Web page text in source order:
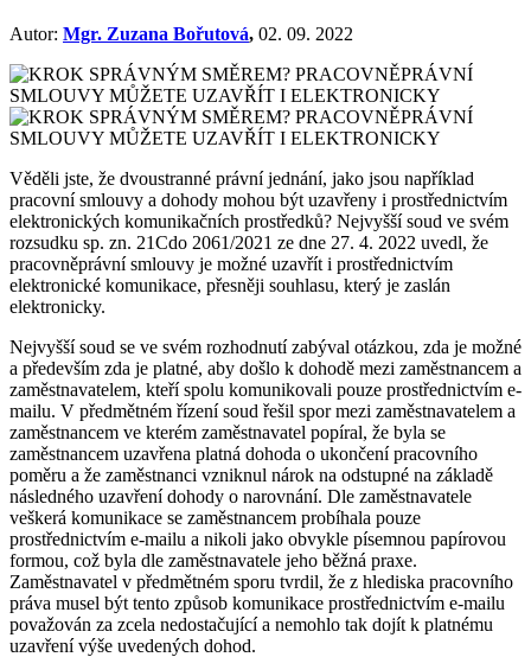
Autor: Mgr. Zuzana Bořutová, 02. 09. 2022
Věděli jste, že dvoustranné právní jednání, jako jsou například
pracovní smlouvy a dohody mohou být uzavřeny i prostřednictvím
elektronických komunikačních prostředků? Nejvyšší soud ve svém
rozsudku sp. zn. 21Cdo 2061/2021 ze dne 27. 4. 2022 uvedl, že
pracovněprávní smlouvy je možné uzavřít i prostřednictvím
elektronické komunikace, přesněji souhlasu, který je zaslán
elektronicky.
Nejvyšší soud se ve svém rozhodnutí zabýval otázkou, zda je možné
a především zda je platné, aby došlo k dohodě mezi zaměstnancem a
zaměstnavatelem, kteří spolu komunikovali pouze prostřednictvím e-
mailu. V předmětném řízení soud řešil spor mezi zaměstnavatelem a
zaměstnancem ve kterém zaměstnavatel popíral, že byla se
zaměstnancem uzavřena platná dohoda o ukončení pracovního
poměru a že zaměstnanci vzniknul nárok na odstupné na základě
následného uzavření dohody o narovnání. Dle zaměstnavatele
veškerá komunikace se zaměstnancem probíhala pouze
prostřednictvím e-mailu a nikoli jako obvykle písemnou papírovou
formou, což byla dle zaměstnavatele jeho běžná praxe.
Zaměstnavatel v předmětném sporu tvrdil, že z hlediska pracovního
práva musel být tento způsob komunikace prostřednictvím e-mailu
považován za zcela nedostačující a nemohlo tak dojít k platnému
uzavření výše uvedených dohod.